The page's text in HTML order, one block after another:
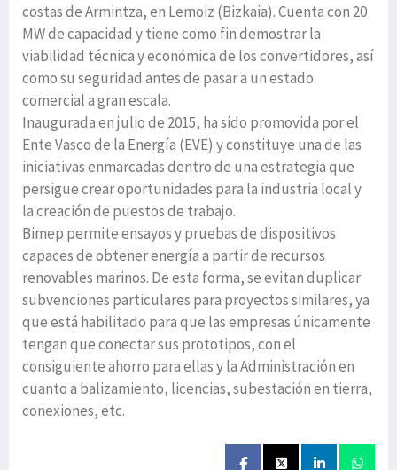
costas de Armintza, en Lemoiz (Bizkaia). Cuenta con 20
MW de capacidad y tiene como fin demostrar la
viabilidad técnica y económica de los convertidores, así
como su seguridad antes de pasar a un estado
comercial a gran escala.
Inaugurada en julio de 2015, ha sido promovida por el
Ente Vasco de la Energía (EVE) y constituye una de las
iniciativas enmarcadas dentro de una estrategia que
persigue crear oportunidades para la industria local y
la creación de puestos de trabajo.
Bimep permite ensayos y pruebas de dispositivos
capaces de obtener energía a partir de recursos
renovables marinos. De esta forma, se evitan duplicar
subvenciones particulares para proyectos similares, ya
que está habilitado para que las empresas únicamente
tengan que conectar sus prototipos, con el
consiguiente ahorro para ellas y la Administración en
cuanto a balizamiento, licencias, subestación en tierra,
conexiones, etc.